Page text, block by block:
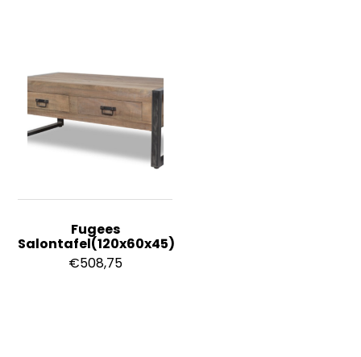
Fugees
Salontafel(120x60x45)
€508,75